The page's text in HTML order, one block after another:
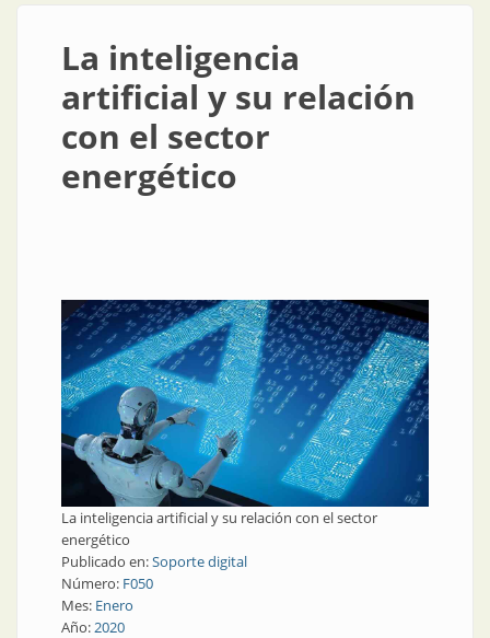
La inteligencia
artificial y su relación
con el sector
energético
La inteligencia artificial y su relación con el sector
energético
Publicado en:Soporte digital
Número: F050
Mes: Enero
Año:2020